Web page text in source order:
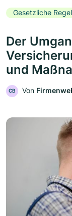
Gesetzliche
Der
und
CB Von